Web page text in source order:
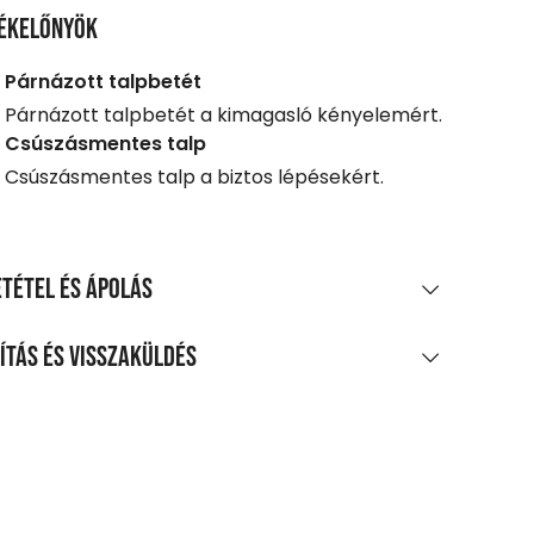
Párnázott talpbetét
Párnázott talpbetét a kimagasló kényelemért.
Csúszásmentes talp
Csúszásmentes talp a biztos lépésekért.
és ápolás
és visszaküldés